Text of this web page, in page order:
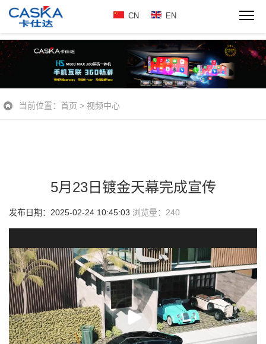
CN EN
当前位置： 首页 > 视频中心
5月23日镀金天幕完成宣传
发布日期：2025-02-24 10:45:03 浏览量： 240